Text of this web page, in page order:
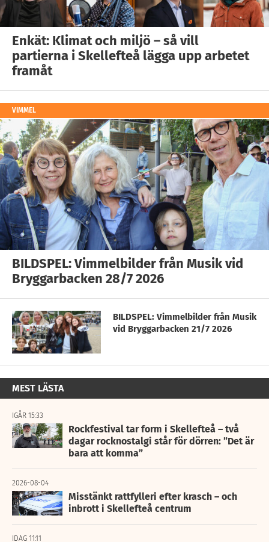
Enkät: Klimat och miljö – så vill
partierna i Skellefteå lägga upp arbetet
framåt
VIMMEL
BILDSPEL: Vimmelbilder från Musik vid
Bryggarbacken 28/7 2026
BILDSPEL: Vimmelbilder från Musik
vid Bryggarbacken 21/7 2026
MEST LÄSTA
IGÅR 15:33
Rockfestival tar form i Skellefteå – två
dagar rocknostalgi står för dörren: ”Det är
bara att komma”
2026-08-04
Misstänkt rattfylleri efter krasch – och
inbrott i Skellefteå centrum
IDAG 11:11